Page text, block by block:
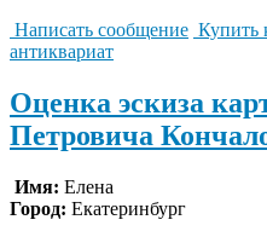
Написать сообщение Купить
антиквариат
Оценка эскиза
Петровича
Имя: Елена
Город: Екатеринбург